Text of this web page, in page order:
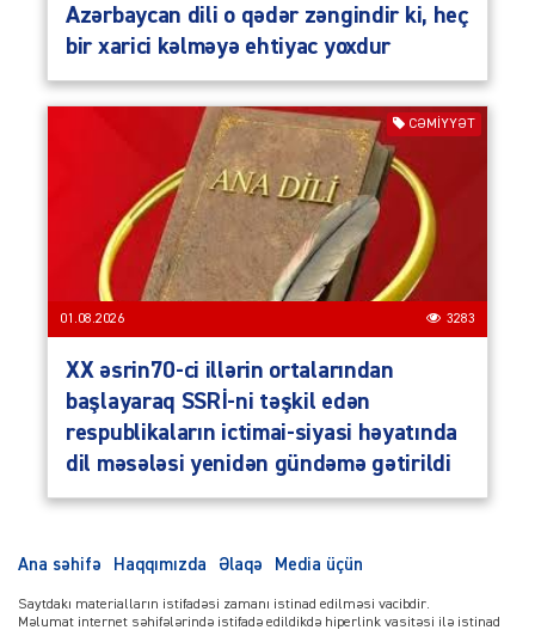
Azərbaycan dili o qədər zəngindir ki, heç
bir xarici kəlməyə ehtiyac yoxdur
CƏMIYYƏT
01.08.2026 3283
XX əsrin70-ci illərin ortalarından
başlayaraq SSRİ-ni təşkil edən
respublikaların ictimai-siyasi həyatında
dil məsələsi yenidən gündəmə gətirildi
Ana səhifə Haqqımızda Əlaqə Media üçün
Saytdakı materialların istifadəsi zamanı istinad edilməsi vacibdir.
Məlumat internet səhifələrində istifadə edildikdə hiperlink vasitəsi ilə istinad